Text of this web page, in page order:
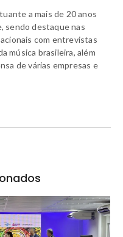
a mais de 20 anos
sendo destaque nas
com entrevistas
música brasileira, além
de várias empresas e